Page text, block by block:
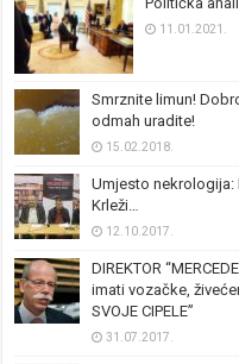
11.01.2021.
Smrznite limun!
odmah uradite!
15.02.2018.
Umjesto nekrologija:
Krleži…
12.10.2017.
DIREKTOR
imati vozačke,
SVOJE CIPELE”
31.07.2017.